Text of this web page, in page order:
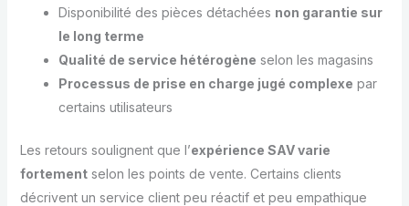
Disponibilité des pièces détachées non garantie sur
le long terme
Qualité de service hétérogène selon les magasins
Processus de prise en charge jugé complexe par
certains utilisateurs
Les retours soulignent que l’expérience SAV varie
fortementselon les points de vente. Certains clients
décrivent un service client peu réactif et peu empathique